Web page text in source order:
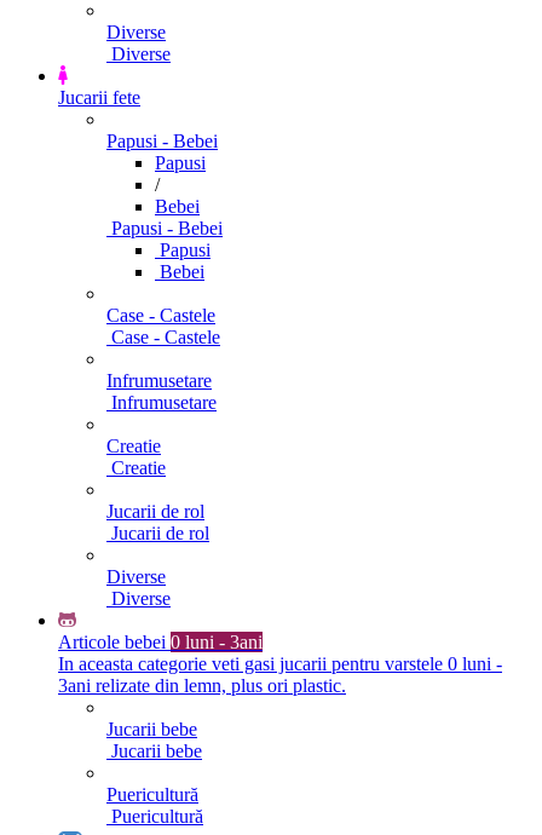
Diverse
Diverse
Jucarii fete
Papusi - Bebei
Papusi
/
Bebei
Papusi - Bebei
Papusi
Bebei
Case - Castele
Case - Castele
Infrumusetare
Infrumusetare
Creatie
Creatie
Jucarii de rol
Jucarii de rol
Diverse
Diverse
Articole bebei 0 luni - 3ani
In aceasta categorie veti gasi jucarii pentru varstele 0 luni -
3ani relizate din lemn, plus ori plastic.
Jucarii bebe
Jucarii bebe
Puericultură
Puericultură